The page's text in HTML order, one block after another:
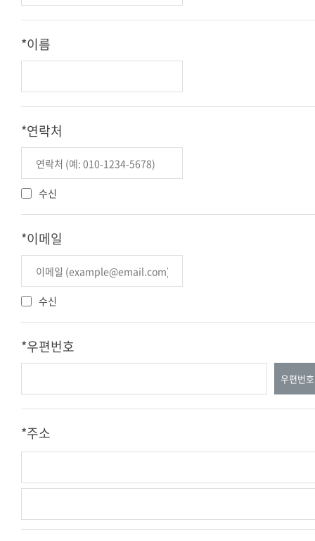
효력 발생일 이후에도 서비스를 계속 이용할 경우 약
관 변경에 동의한 것으로 간주합니다.
서의 소비자보호에 관한 법률」, 「약관의 규제에 관
한 법률」, 「정보통신망 이용촉진 및 정보보호 등에
관한 법률」 등 관련 법령에 따릅니다.
[제2장 회원가입 및 서비스 이용]
제1조 회원가입
(1) 회원가입은 이용자가 약관의 내용에 동의하고 회
원가입 신청을 한 후 회사가 이를 승낙함으로써 체결
됩니다.
(2) 회원가입 신청 시 회사가 요청하는 소정의 정보를
제공하여야 합니다.
(3) 회사는 다음 각 호에 해당하는 가입신청에 대하여
는 승낙하지 않거나 사후에 이용계약을 해지할 수 있
가. 타인의 명의를 사용하거나 본인의 실명이 아닌 명
의로 신청한 경우
나. 허위의 정보를 기재하거나 회사가 요청하는 정보
를 제공하지 않은 경우
라. 이전에 회원자격을 상실한 자로서 회사의 재가입
마. 사회의 안녕과 질서 또는 미풍양속을 저해할 목적
나. 추가 프로필 정보 및 분석 데이터
(3) 선택 항목은 미입력 시 서비스 이용에 제한이 없습
니다.
회사는 다음의 방법으로 개인정보를 수집합니다.
가. 홈페이지 가입 및 서비스 이용 과정
나. 상담 및 이벤트 참여
다. 서비스 이용 중 자동 생성되는 데이터
제5조 쿠키(Cookie)의 운영
(1) 회사는 서비스 제공 및 이용환경 분석을 위해 쿠키
를 사용합니다.
알림 설정이 가능합니다.
[제2장 개인정보의 제공 및 위탁]
제1조 개인정보의 제3자 제공
(1) 회사는 다음을 제외하고 개인정보를 제3자에게 제
공하지 않습니다.
(2) 필요 시 제공 대상·목적·항목을 별도 안내하고 동
의를 받습니다.
제2조 개인정보 처리업무의 위탁
가. 고객 지원 및 상담
다. SMS/이메일 발송
*이름
*연락처
수신
*이메일
수신
*우편번호
우편번
*주소